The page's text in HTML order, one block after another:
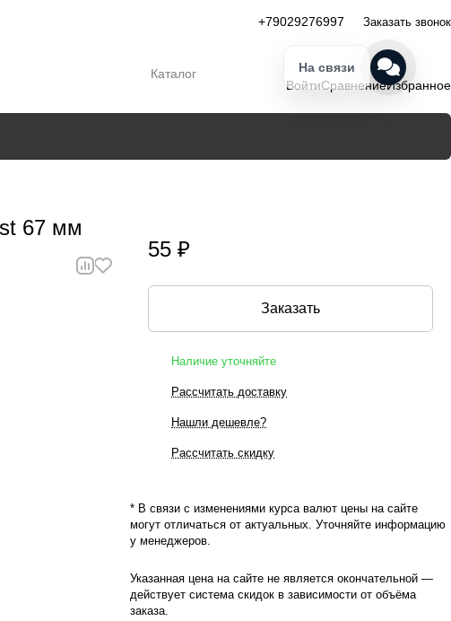
+79029276997 Заказать звонок
Каталог
ВойтиСравнениеИзбранное
67 мм
55 ₽
Заказать
Наличие уточняйте
Рассчитать доставку
Нашли дешевле?
Рассчитать скидку
* В связи с изменениями курса валют цены на сайте
могут отличаться от актуальных. Уточняйте информацию
у менеджеров.
Указанная цена на сайте не является окончательной —
действует система скидок в зависимости от объёма
заказа.
На связи